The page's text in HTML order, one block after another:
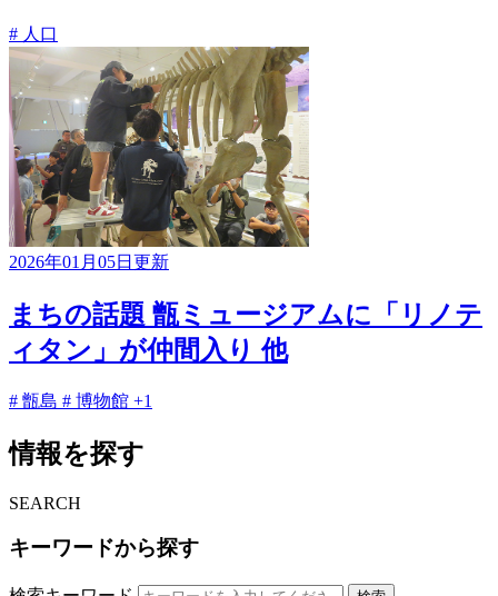
# 人口
2026年01月05日更新
まちの話題 甑ミュージアムに「リノテ
ィタン」が仲間入り 他
# 甑島 # 博物館 +1
情報を探す
SEARCH
キーワードから探す